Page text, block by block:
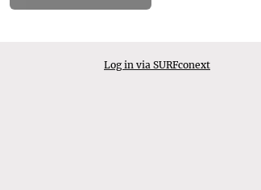
Log in via SURFconext